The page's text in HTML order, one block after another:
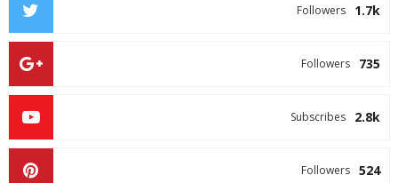
1.7k
Followers
735
Followers
2.8k
Subscribes
524
Followers